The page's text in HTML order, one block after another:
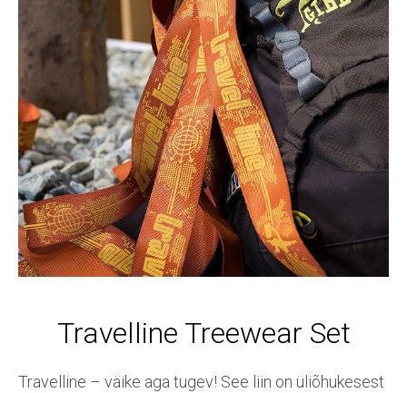
Travelline Treewear Set
Travelline – väike aga tugev! See liin on üliõhukesest